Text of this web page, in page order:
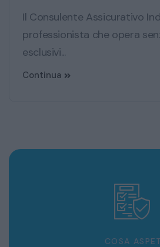
Il Consulente Assicurativo
professionista che opera
esclusivi...
Continua
COSA